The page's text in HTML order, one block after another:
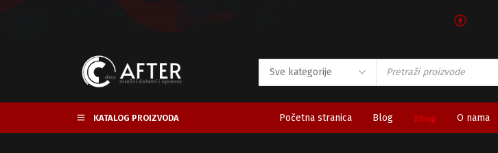
🅯
KATALOG PROIZVODA Početna stranica Blog Shop O nama